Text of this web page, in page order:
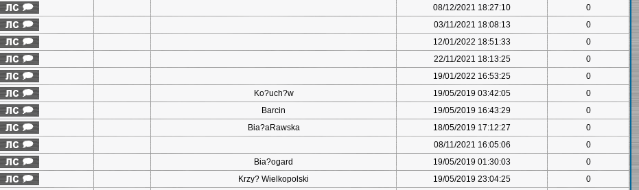
08/12/2021 18:27:10
0
03/11/2021 18:08:13
0
12/01/2022 18:51:33
0
22/11/2021 18:13:25
0
19/01/2022 16:53:25
0
Ko?uch?w 19/05/2019 03:42:05
0
Barcin 19/05/2019 16:43:29
0
Bia?aRawska 18/05/2019 17:12:27
0
08/11/2021 16:05:06
0
Bia?ogard 19/05/2019 01:30:03
0
Krzy? Wielkopolski 19/05/2019 23:04:25
0